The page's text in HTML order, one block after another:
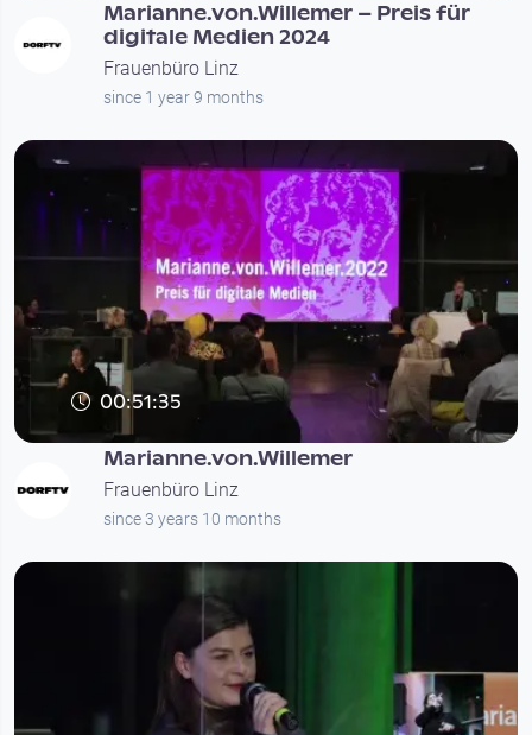
Marianne.von.Willemer – Preis für
digitale Medien 2024
Frauenbüro Linz
since 1 year 9 months
00:51:35
Marianne.von.Willemer
Frauenbüro Linz
since 3 years 10 months